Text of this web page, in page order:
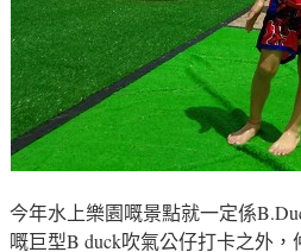
今年水上樂園嘅景點就一定係
嘅巨型B duck吹氣公仔打卡之外